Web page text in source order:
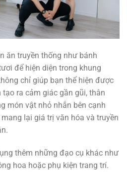
ăn truyền thống như bánh
để hiện diện trong khung
chỉ giúp bạn thể hiện được
ra cảm giác gần gũi, thân
món vật nhỏ nhắn bên cạnh
lại giá trị văn hóa và truyền
thêm những đạo cụ khác như
hoa hoặc phụ kiện trang trí.